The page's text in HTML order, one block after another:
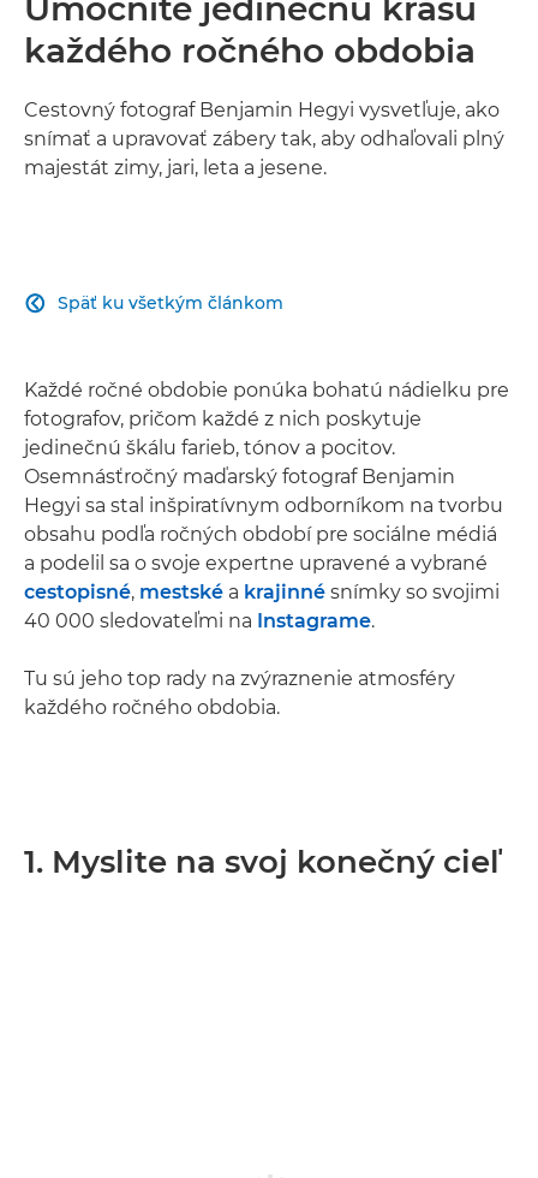
Umocnite jedinečnú krásu
každého ročného obdobia
Cestovný fotograf Benjamin Hegyi vysvetľuje, ako
snímať a upravovať zábery tak, aby odhaľovali plný
majestát zimy, jari, leta a jesene.
Späť ku všetkým článkom

Každé ročné obdobie ponúka bohatú nádielku pre
fotografov, pričom každé z nich poskytuje
jedinečnú škálu farieb, tónov a pocitov.
Osemnásťročný maďarský fotograf Benjamin
Hegyi sa stal inšpiratívnym odborníkom na tvorbu
obsahu podľa ročných období pre sociálne médiá
a podelil sa o svoje expertne upravené a vybrané
cestopisné, mestské a krajinné snímky so svojimi
40 000 sledovateľmi na Instagrame.
Tu sú jeho top rady na zvýraznenie atmosféry
každého ročného obdobia.
1. Myslite na svoj konečný cieľ